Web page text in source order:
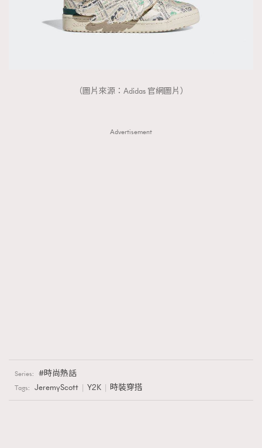
（圖片來源：Adidas 官網圖片）
Advertisement
Series: 時尚熱話
Tags: JeremyScott Y2K 時裝穿搭